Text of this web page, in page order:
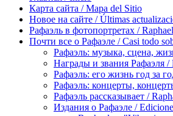
Карта сайта / Mapa del Sitio
Новое на сайте / Últimas
Рафаэль в фотопортретах /
Почти все о Рафаэле / Casi todo
Рафаэль: музыка, сцена,
Награды и звания Рафаэля /
Рафаэль: его жизнь год за
Рафаэль: концерты,
Рафаэль рассказывает /
Издания о Рафаэле /